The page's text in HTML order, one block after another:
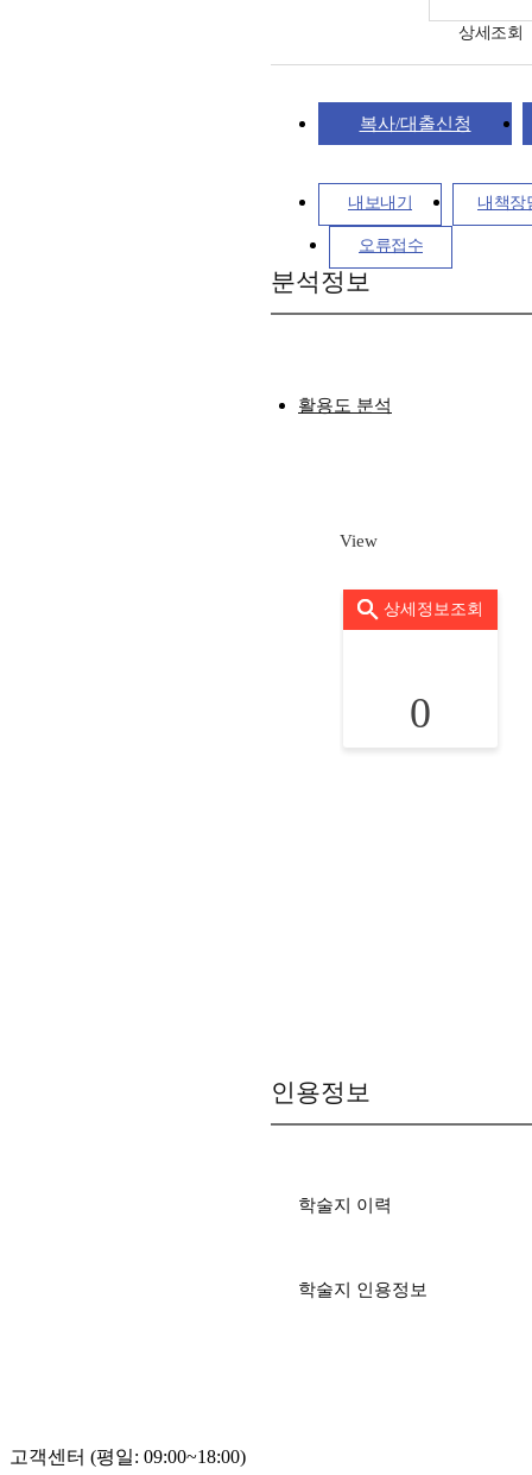
상세조회
복사/대출신청
내보내기 내책장
오류접수
분석정보
활용도 분석
View
상세정보조회
0
인용정보
학술지 이력
학술지 인용정보
고객센터 (평일: 09:00~18:00)